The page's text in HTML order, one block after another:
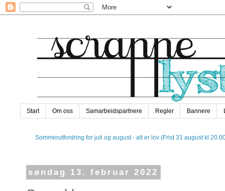
Start Om oss Samarbeidspartnere Regler Bannere
Sommerutfordring for juli og august - alt er lov (Frist 31.august kl
søndag 13. februar 2022